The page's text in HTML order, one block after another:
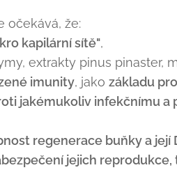
očekává, že:
kapilární sítě",
extrakty pinus pinaster,
imunity, jako základu
jakémukoliv infekčnímu
regenerace buňky a její
jejich